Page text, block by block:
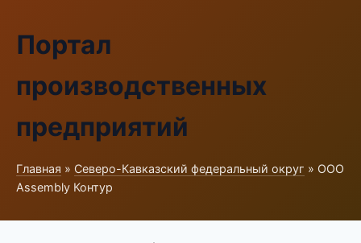
Портал
производственных
предприятий
Главная » Северо-Кавказский федеральный округ » ООО
Assembly Контур